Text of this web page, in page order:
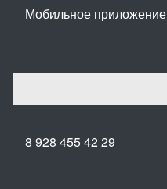
Мобильное приложение
8 928 455 42 29